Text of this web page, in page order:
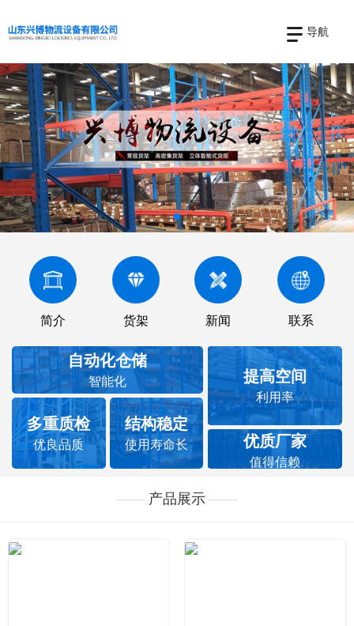
导航
简介 货架 新闻 联系
自动化仓储
智能化
多重质检
优良品质
结构稳定
使用寿命长
提高空间
利用率
优质厂家
值得信赖
产品展示